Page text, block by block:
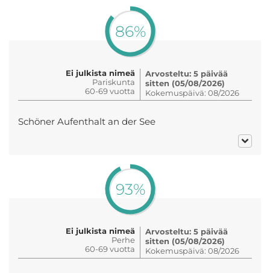
86%
Ei julkista nimeä
Pariskunta
60-69 vuotta
Arvosteltu: 5 päivää
sitten (05/08/2026)
Kokemuspäivä: 08/2026
Schöner Aufenthalt an der See
93%
Ei julkista nimeä
Perhe
60-69 vuotta
Arvosteltu: 5 päivää
sitten (05/08/2026)
Kokemuspäivä: 08/2026